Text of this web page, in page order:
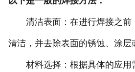
清洁表面：在进行焊接之前
清洁，并去除表面的锈蚀、涂层
材料选择：根据具体的应用